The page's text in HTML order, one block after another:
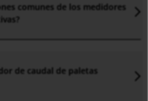
comunes de los medidores
de caudal de paletas